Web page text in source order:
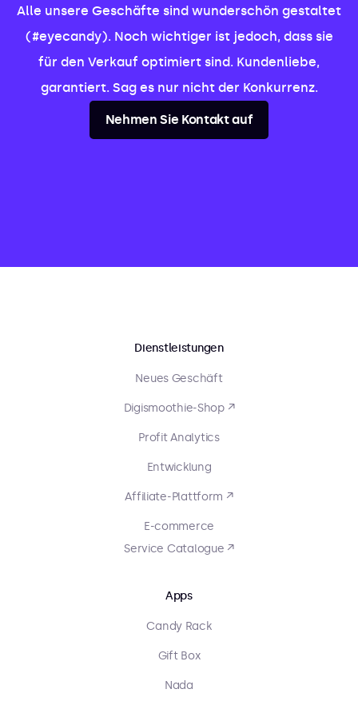
Alle unsere Geschäfte sind wunderschön gestaltet
(#eyecandy). Noch wichtiger ist jedoch, dass sie
für den Verkauf optimiert sind. Kundenliebe,
garantiert. Sag es nur nicht der Konkurrenz.
Nehmen Sie Kontakt auf
Dienstleistungen
Neues Geschäft
Digismoothie-Shop ↗
Profit Analytics
Entwicklung
Affiliate-Plattform ↗
E-commerce
Service Catalogue ↗
Apps
Candy Rack
Gift Box
Nada